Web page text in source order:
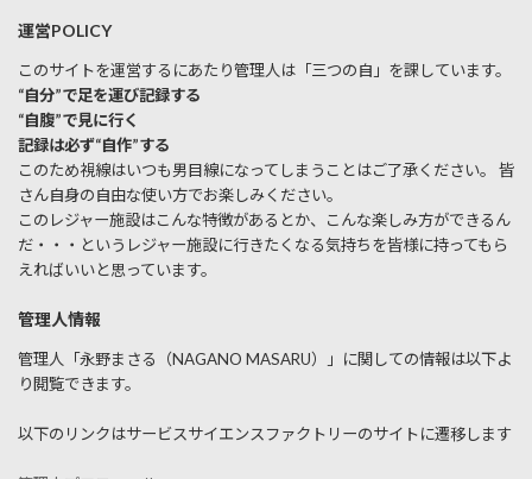
運営POLICY
このサイトを運営するにあたり管理人は「三つの自」を課しています。
“自分”で足を運び記録する
“自腹”で見に行く
記録は必ず“自作”する
このため視線はいつも男目線になってしまうことはご了承ください。 皆
さん自身の自由な使い方でお楽しみください。
このレジャー施設はこんな特徴があるとか、こんな楽しみ方ができるん
だ・・・というレジャー施設に行きたくなる気持ちを皆様に持ってもら
えればいいと思っています。
管理人情報
管理人「永野まさる（NAGANO MASARU）」に関しての情報は以下よ
り閲覧できます。
以下のリンクはサービスサイエンスファクトリーのサイトに遷移します